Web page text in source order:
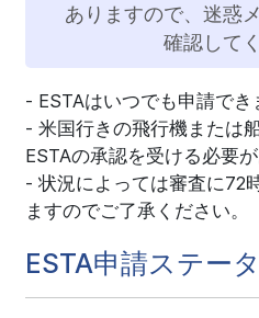
ありますので、迷惑
確認して
ESTAはいつでも申請でき
米国行きの飛行機または
ESTAの承認を受ける必要が
状況によっては審査に72
ますのでご了承ください。
ESTA申請ステー